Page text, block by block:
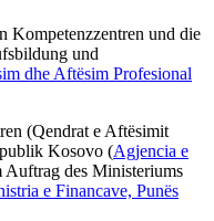
Kompetenzzentren und die
und
dhe Aftësim Profesional
(Qendrat e Aftësimit
Kosovo (Agjencia e
Auftrag des Ministeriums
e Financave, Punës